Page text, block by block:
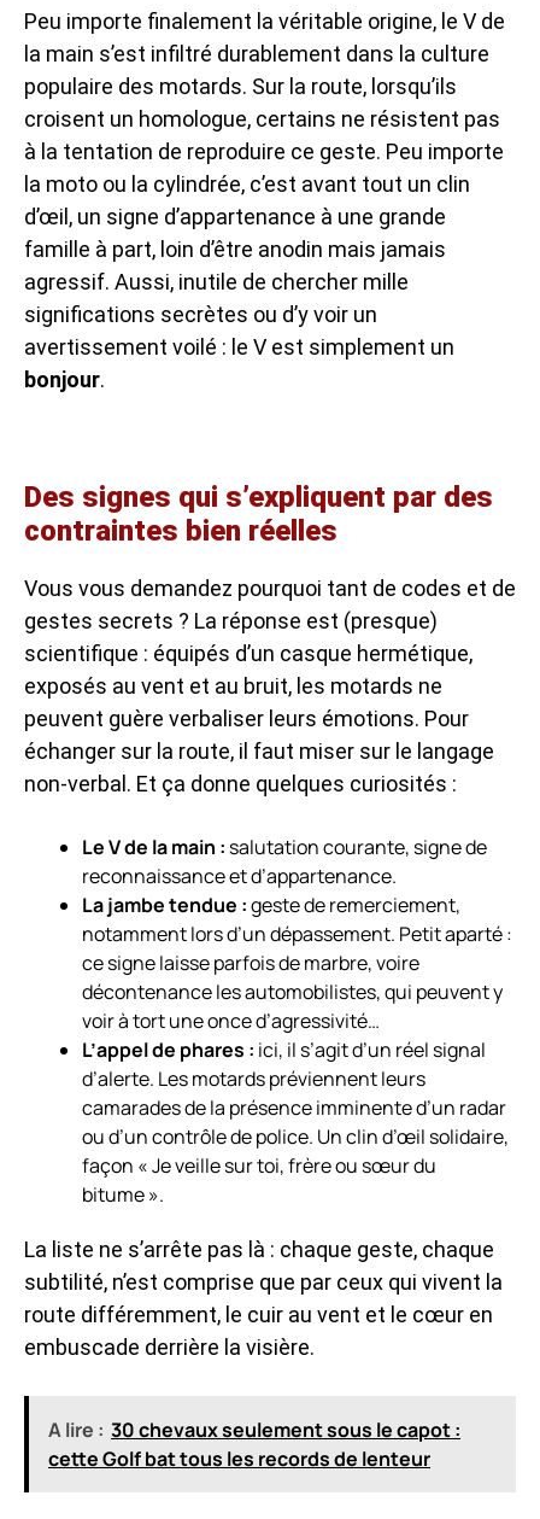
Peu importe finalement la véritable origine, le V de
la main s’est infiltré durablement dans la culture
populaire des motards. Sur la route, lorsqu’ils
croisent un homologue, certains ne résistent pas
à la tentation de reproduire ce geste. Peu importe
la moto ou la cylindrée, c’est avant tout un clin
d’œil, un signe d’appartenance à une grande
famille à part, loin d’être anodin mais jamais
agressif. Aussi, inutile de chercher mille
significations secrètes ou d’y voir un
avertissement voilé : le V est simplement un
bonjour.
Des signes qui s’expliquent par des
contraintes bien réelles
Vous vous demandez pourquoi tant de codes et de
gestes secrets ? La réponse est (presque)
scientifique : équipés d’un casque hermétique,
exposés au vent et au bruit, les motards ne
peuvent guère verbaliser leurs émotions. Pour
échanger sur la route, il faut miser sur le langage
non-verbal. Et ça donne quelques curiosités :
Le V de la main : salutation courante, signe de
reconnaissance et d’appartenance.
La jambe tendue :geste de remerciement,
notamment lors d’un dépassement. Petit aparté :
ce signe laisse parfois de marbre, voire
décontenance les automobilistes, qui peuvent y
voir à tort une once d’agressivité…
L’appel de phares : ici, il s’agit d’un réel signal
d’alerte. Les motards préviennent leurs
camarades de la présence imminente d’un radar
ou d’un contrôle de police. Un clin d’œil solidaire,
façon « Je veille sur toi, frère ou sœur du
bitume ».
La liste ne s’arrête pas là : chaque geste, chaque
subtilité, n’est comprise que par ceux qui vivent la
route différemment, le cuir au vent et le cœur en
embuscade derrière la visière.
A lire : 30 chevaux seulement sous le capot :
cette Golf bat tous les records de lenteur